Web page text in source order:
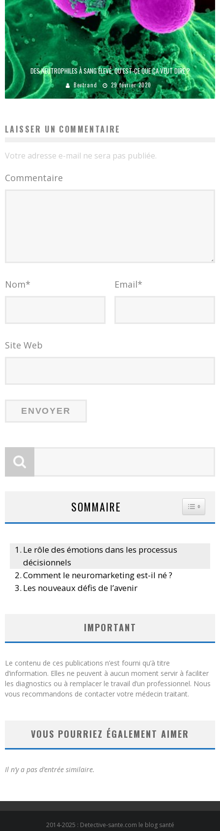
DES NEUTROPHILES À SANG ÉLEVÉ, QU’EST-CE QUE ÇA VEUT DIRE ?
Bertrand 29 février 2020
LAISSER UN COMMENTAIRE
Votre adresse e-mail ne sera pas publiée.
Commentaire
Nom* Email*
Site Web
SOMMAIRE
Le rôle des émotions dans les processus
décisionnels
Comment le neuromarketing est-il né ?
Les nouveaux défis de l’avenir
IMPORTANT
Le contenu de ces publications n’est fourni qu’à titre
d’information. Elles ne peuvent à aucun moment servir à faciliter
les diagnostics ou à remplacer le travail d’un professionnel. Nous
vous recommandons de contacter votre médecin traitant.
VOUS POURRIEZ ÉGALEMENT AIMER
Il n’y a pas d’entrée similaire.
2014-2025 : Detective-sante.com le blog santé